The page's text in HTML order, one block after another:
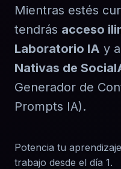
Mientras estés
tendrás acceso
Laboratorio IA y
Nativas de
Generador de
Prompts IA).
Potencia tu
trabajo desde el día 1.